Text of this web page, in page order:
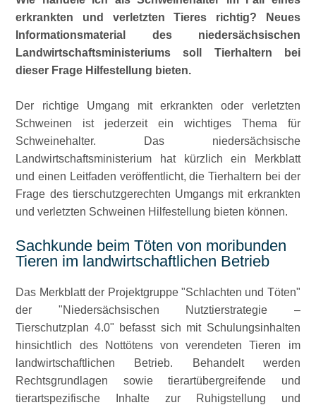
erkrankten und verletzten Tieres richtig? Neues
Informationsmaterial des niedersächsischen
Landwirtschaftsministeriums soll Tierhaltern bei
dieser Frage Hilfestellung bieten.
Der richtige Umgang mit erkrankten oder verletzten
Schweinen ist jederzeit ein wichtiges Thema für
Schweinehalter. Das niedersächsische
Landwirtschaftsministerium hat kürzlich ein Merkblatt
und einen Leitfaden veröffentlicht, die Tierhaltern bei der
Frage des tierschutzgerechten Umgangs mit erkrankten
und verletzten Schweinen Hilfestellung bieten können.
Sachkunde beim Töten von moribunden
Tieren im landwirtschaftlichen Betrieb
Das Merkblatt der Projektgruppe
Schlachten und Töten
der
Niedersächsischen Nutztierstrategie –
Tierschutzplan 4.0
befasst sich mit Schulungsinhalten
hinsichtlich des Nottötens von verendeten Tieren im
landwirtschaftlichen Betrieb. Behandelt werden
Rechtsgrundlagen sowie tierartübergreifende und
tierartspezifische Inhalte zur Ruhigstellung und